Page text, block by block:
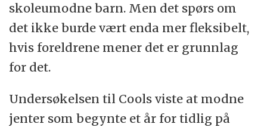
skoleumodne barn. Men det spørs om
det ikke burde vært enda mer fleksibelt,
hvis foreldrene mener det er grunnlag
for det.
Undersøkelsen til Cools viste at modne
jenter som begynte et år for tidlig på